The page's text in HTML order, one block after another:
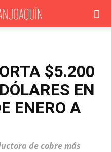
$5.200
EN
ENERO A
de cobre más